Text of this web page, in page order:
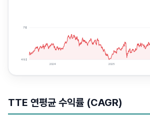
71$
49$
2024 2025
TTE 연평균 수익률 (CAGR)